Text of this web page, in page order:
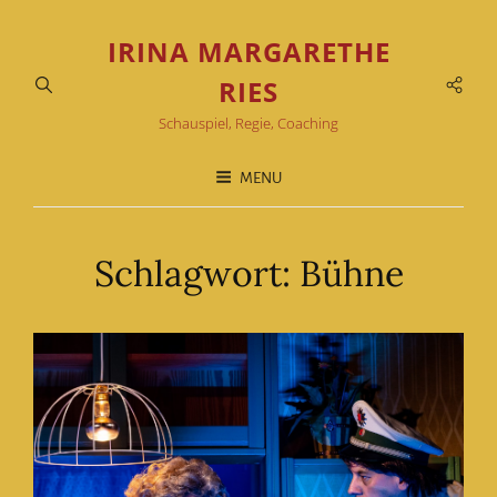
IRINA MARGARETHE
RIES
Schauspiel, Regie, Coaching
MENU
Schlagwort: Bühne